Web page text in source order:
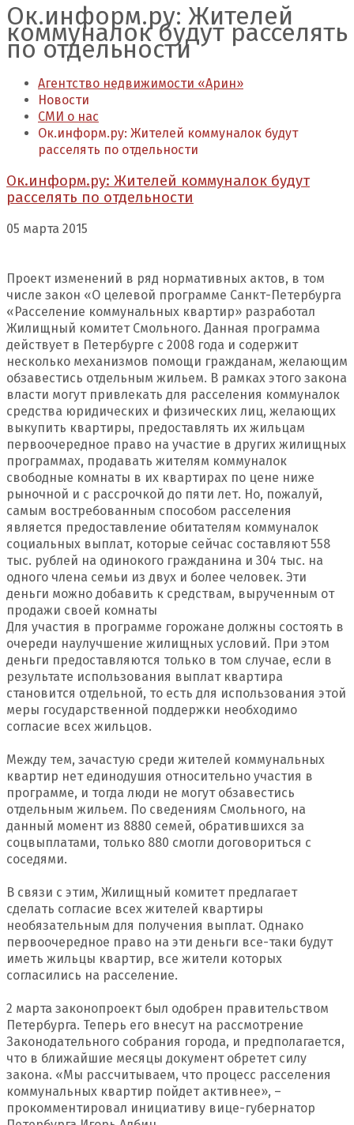
Ок.информ.ру: Жителей
коммуналок будут расселять
по отдельности
Агентство недвижимости «Арин»
Новости
СМИ о нас
Ок.информ.ру: Жителей коммуналок будут
расселять по отдельности
Ок.информ.ру: Жителей коммуналок будут
расселять по отдельности
05 марта 2015
Проект изменений в ряд нормативных актов, в том
числе закон «О целевой программе Санкт-Петербурга
«Расселение коммунальных квартир» разработал
Жилищный комитет Смольного. Данная программа
действует в Петербурге с 2008 года и содержит
несколько механизмов помощи гражданам, желающим
обзавестись отдельным жильем. В рамках этого закона
власти могут привлекать для расселения коммуналок
средства юридических и физических лиц, желающих
выкупить квартиры, предоставлять их жильцам
первоочередное право на участие в других жилищных
программах, продавать жителям коммуналок
свободные комнаты в их квартирах по цене ниже
рыночной и с рассрочкой до пяти лет. Но, пожалуй,
самым востребованным способом расселения
является предоставление обитателям коммуналок
социальных выплат, которые сейчас составляют 558
тыс. рублей на одинокого гражданина и 304 тыс. на
одного члена семьи из двух и более человек. Эти
деньги можно добавить к средствам, вырученным от
продажи своей комнаты
Для участия в программе горожане должны состоять в
очереди наулучшение жилищных условий. При этом
деньги предоставляются только в том случае, если в
результате использования выплат квартира
становится отдельной, то есть для использования этой
меры государственной поддержки необходимо
согласие всех жильцов.
Между тем, зачастую среди жителей коммунальных
квартир нет единодушия относительно участия в
программе, и тогда люди не могут обзавестись
отдельным жильем. По сведениям Смольного, на
данный момент из 8880 семей, обратившихся за
соцвыплатами, только 880 смогли договориться с
соседями.
В связи с этим, Жилищный комитет предлагает
сделать согласие всех жителей квартиры
необязательным для получения выплат. Однако
первоочередное право на эти деньги все-таки будут
иметь жильцы квартир, все жители которых
согласились на расселение.
2 марта законопроект был одобрен правительством
Петербурга. Теперь его внесут на рассмотрение
Законодательного собрания города, и предполагается,
что в ближайшие месяцы документ обретет силу
закона. «Мы рассчитываем, что процесс расселения
коммунальных квартир пойдет активнее», –
прокомментировал инициативу вице-губернатор